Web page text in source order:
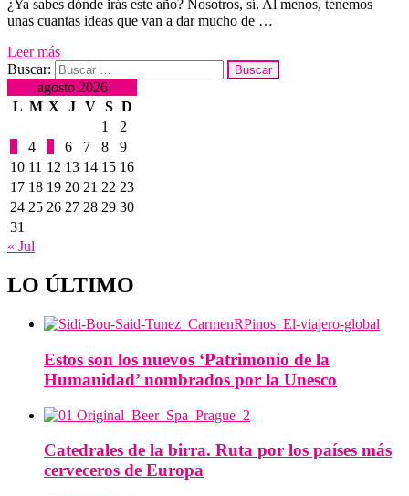
¿Ya sabes dónde irás este año? Nosotros, sí. Al menos, tenemos
unas cuantas ideas que van a dar mucho de …
Leer más
Buscar:
agosto 2026
L M X J V S D
1
2
4 6 7 8
9
10 11 12 13 14 15 16
17 18 19 20 21 22 23
24 25 26 27 28 29 30
31
« Jul
LO ÚLTIMO
Estos son los nuevos ‘Patrimonio de la
Humanidad’ nombrados por la Unesco
Catedrales de la birra. Ruta por los países más
cerveceros de Europa